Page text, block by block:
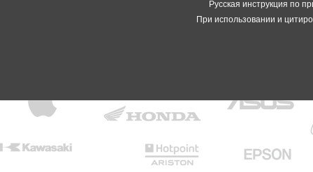
Русская инструкция по
При использовании и